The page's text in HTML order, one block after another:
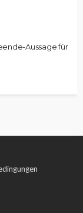
Aussage für